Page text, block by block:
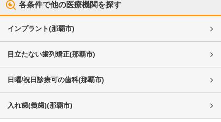
各条件で他の医療機関を探す
インプラント(那覇市)
目立たない歯列矯正(那覇市)
日曜/祝日診療可の歯科(那覇市)
入れ歯(義歯)(那覇市)